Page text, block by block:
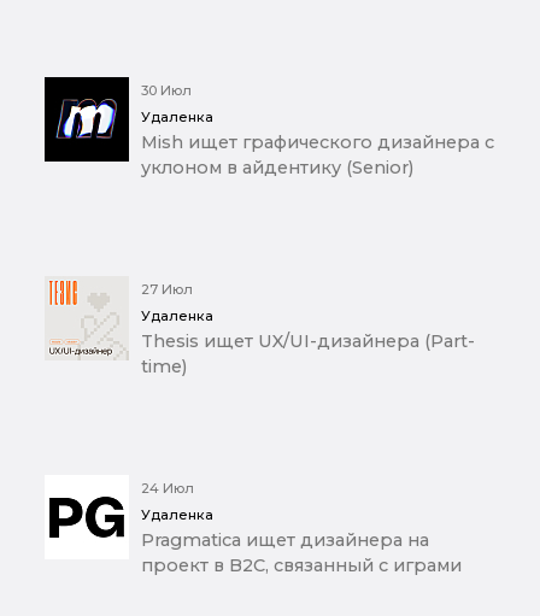
30 Июл
Удаленка
Mish ищет графического дизайнера с
уклоном в айдентику (Senior)
27 Июл
Удаленка
Thesis ищет UX/UI-дизайнера (Part-
time)
24 Июл
Удаленка
Pragmatica ищет дизайнера на
проект в B2C, связанный с играми